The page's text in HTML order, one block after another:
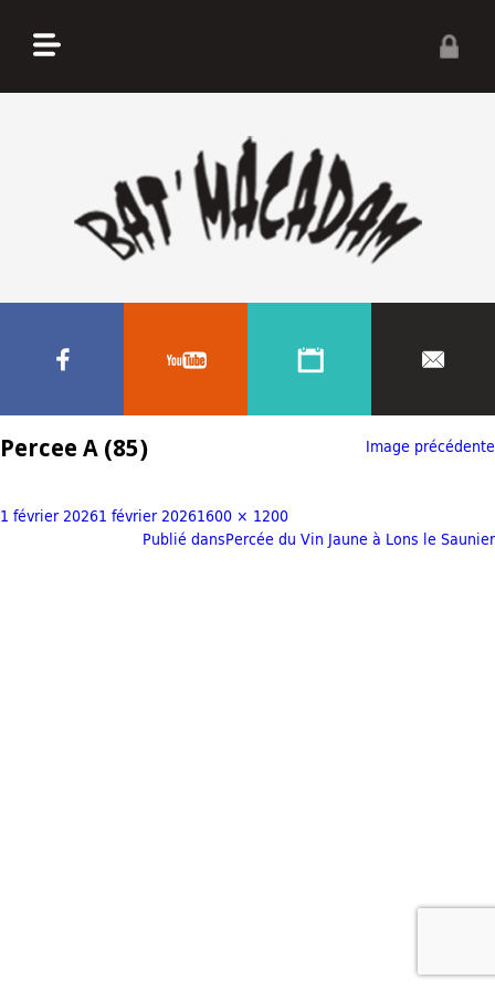
Image précédente
Percee A (85)
1 février 20261 février 20261600 × 1200
Publié dansPercée du Vin Jaune à Lons le Saunier